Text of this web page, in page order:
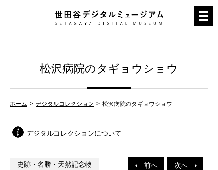
メ
ニ
松沢病院のタギョウショウ
ホーム デジタルコレクション 松沢病院のタギョウショウ
デジタルコレクションについて
前へ 次へ
史跡・名勝・天然記念物